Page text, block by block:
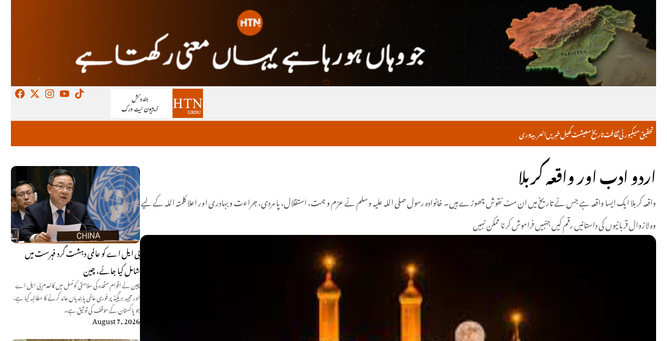
خبریںکھیلمعیشتتاریخثقافتسیکیورٹیتحقیق دریالعربية
بی ایل اے کو عالمی دہشت گرد فہرست میں
شامل کیا جائے، چین
چین نے اقوام متحدہ کی سلامتی کونسل میں کالعدم بی ایل اے
اور مجید بریگیڈ پر فوری عالمی پابندیاں عائد کرنے کا مطالبہ کیا ہے،
جو پاکستان کے مؤقف کی توثیق ہے۔
August 7, 2026
اردو ادب اور واقعہ کربلا
واقعہ کربلا ایک ایسا واقعہ ہے جس نے تاریخ میں ان مٹ نقوش چھوڑے ہیں۔ خانوادہ رسول صلی اللہ علیہ وسلم نے عزم و ہمت، استقلال، پا مردی، جراءت و بہادری اور اعلا کلمتہ اللہ کے لیے
وہ لازوال قربانیوں کی داستانیں رقم کیں جنہیں فراموش کرنا ممکن نہیں